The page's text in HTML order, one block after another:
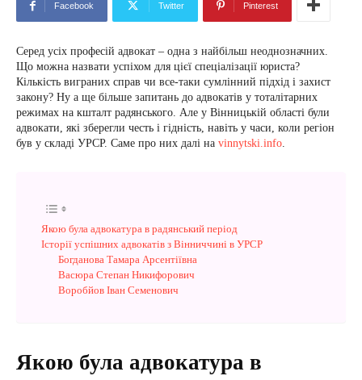
Facebook Twitter Pinterest
Серед усіх професій адвокат – одна з найбільш неоднозначних.
Що можна назвати успіхом для цієї спеціалізації юриста?
Кількість виграних справ чи все-таки сумлінний підхід і захист
закону? Ну а ще більше запитань до адвокатів у тоталітарних
режимах на кшталт радянського. Але у Вінницькій області були
адвокати, які зберегли честь і гідність, навіть у часи, коли регіон
був у складі УРСР. Саме про них далі на vinnytski.info.
Якою була адвокатура в радянський період
Історії успішних адвокатів з Вінниччині в УРСР
Богданова Тамара Арсентіївна
Васюра Степан Никифорович
Воробйов Іван Семенович
Якою була адвокатура в